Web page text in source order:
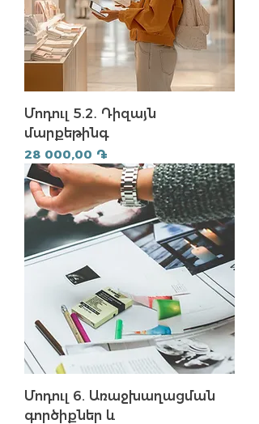
Մոդուլ 5.2․ Դիզայն
մարքեթինգ
Price
28 000,00 ֏
Մոդուլ 6. Առաջխաղացման
գործիքներ և